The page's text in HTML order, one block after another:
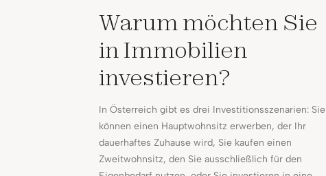
Warum möchten Sie
in Immobilien
investieren?
In Österreich gibt es drei Investitionsszenarien: Sie
können einen Hauptwohnsitz erwerben, der Ihr
dauerhaftes Zuhause wird, Sie kaufen einen
Zweitwohnsitz, den Sie ausschließlich für den